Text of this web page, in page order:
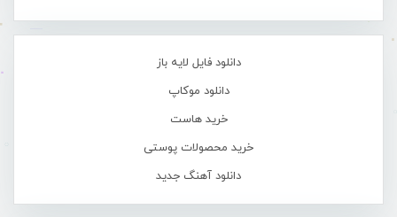
دانلود فایل لایه باز
دانلود موکاپ
خرید هاست
خرید محصولات پوستی
دانلود آهنگ جدید